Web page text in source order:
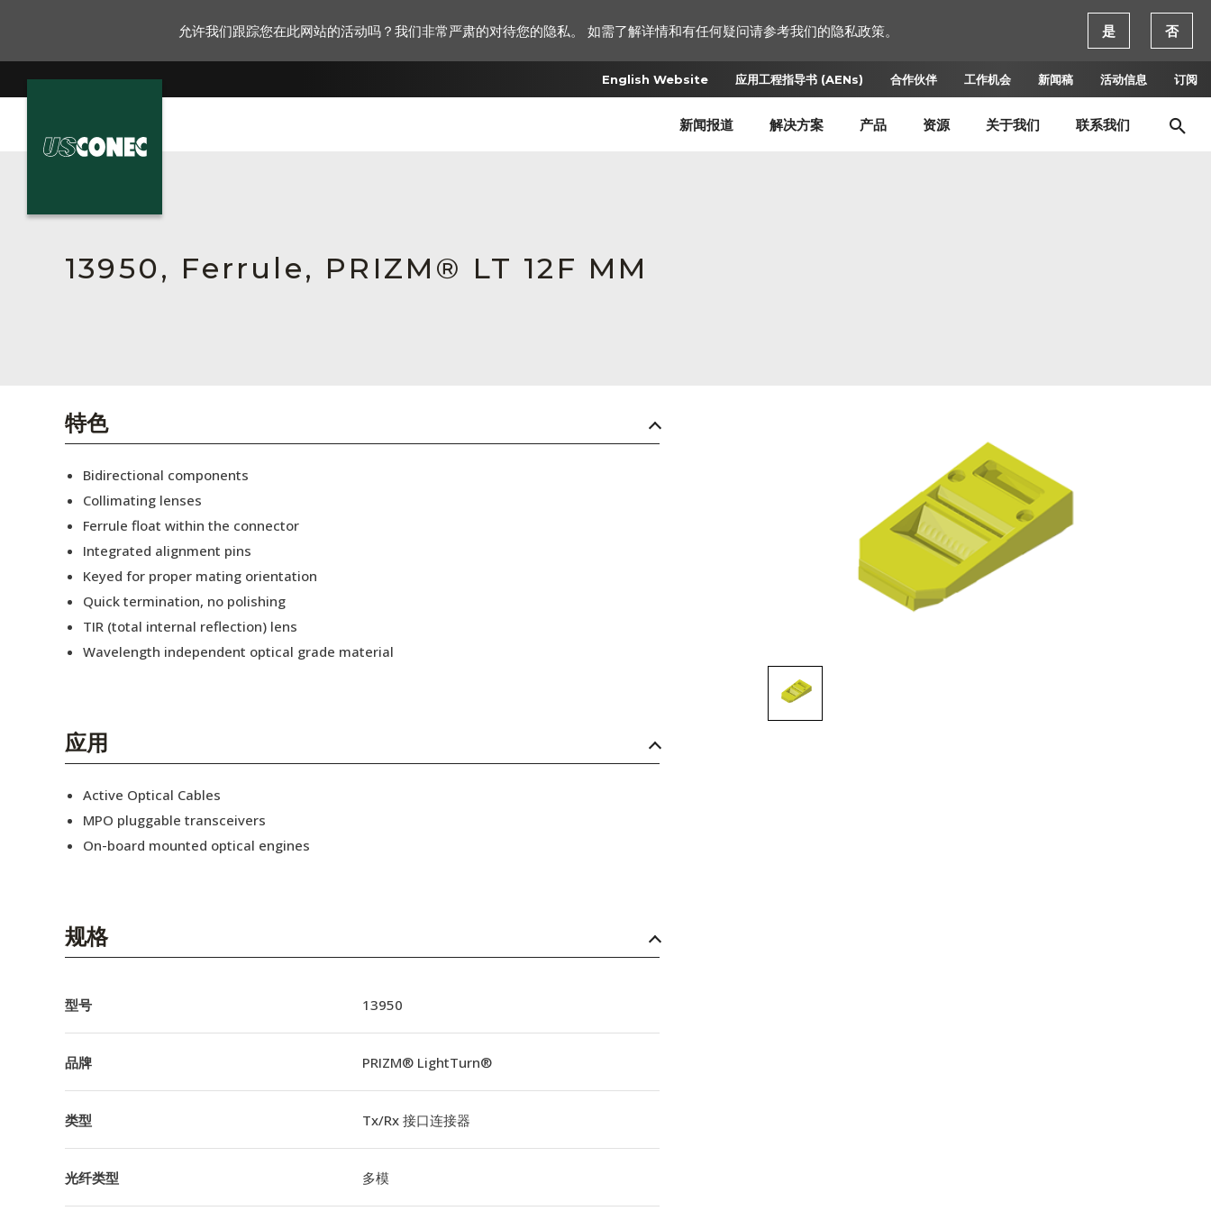
English Website 应用工程指导书 (AENs) 合作伙伴 工作机会 新闻稿 活动信息 订阅
新闻报道 解决方案 产品 资源 关于我们 联系我们
English Website
应用工程指导书 (AENs)
工作机会
活动信息
13950, Ferrule, PRIZM® LT 12F MM
特色
Bidirectional components
Collimating lenses
Ferrule float within the connector
Integrated alignment pins
Keyed for proper mating orientation
Quick termination, no polishing
TIR (total internal reflection) lens
Wavelength independent optical grade material
应用
Active Optical Cables
MPO pluggable transceivers
On-board mounted optical engines
规格
型号 13950
品牌 PRIZM® LightTurn®
类型 Tx/Rx 接口连接器
光纤类型 多模
允许我们跟踪您在此网站的活动吗？我们非常严肃的对待您的隐私。 如需了解详情和有任何疑问请参考我们的隐私政策。 是 否